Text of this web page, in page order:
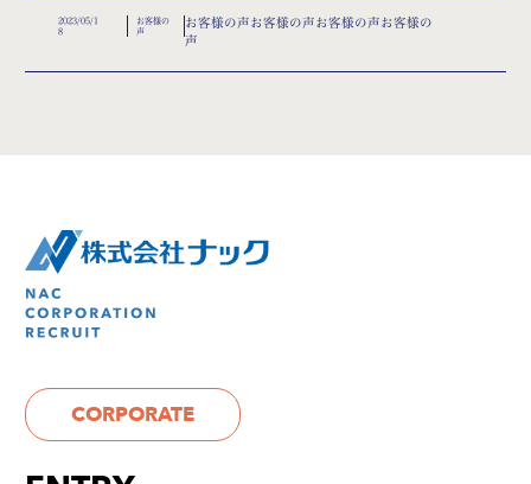
2023/05/1
8
お客様の
声
お客様の声お客様の声お客様の声お客様の
声
CORPORATE